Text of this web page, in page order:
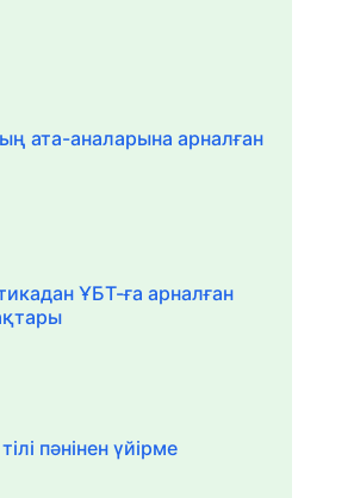
ата-аналарына арналған
ҰБТ-ға арналған
пәнінен үйірме